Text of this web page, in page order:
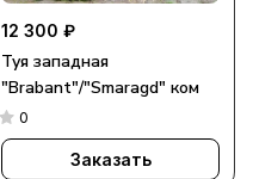
12 300 ₽
Туя западная
"Brabant"/"Smaragd" ком
0
Заказать